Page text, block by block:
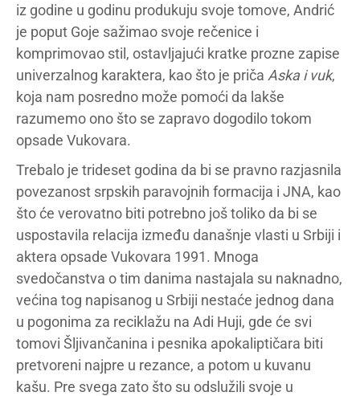
iz godine u godinu produkuju svoje tomove, Andrić
je poput Goje sažimao svoje rečenice i
komprimovao stil, ostavljajući kratke prozne zapise
univerzalnog karaktera, kao što je priča Aska i vuk,
koja nam posredno može pomoći da lakše
razumemo ono što se zapravo dogodilo tokom
opsade Vukovara.
Trebalo je trideset godina da bi se pravno razjasnila
povezanost srpskih paravojnih formacija i JNA, kao
što će verovatno biti potrebno još toliko da bi se
uspostavila relacija između današnje vlasti u Srbiji i
aktera opsade Vukovara 1991. Mnoga
svedočanstva o tim danima nastajala su naknadno,
većina tog napisanog u Srbiji nestaće jednog dana
u pogonima za reciklažu na Adi Huji, gde će svi
tomovi Šljivančanina i pesnika apokaliptičara biti
pretvoreni najpre u rezance, a potom u kuvanu
kašu. Pre svega zato što su odslužili svoje u